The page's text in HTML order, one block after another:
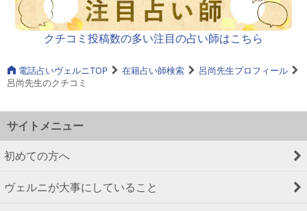
クチコミ投稿数の多い注目の占い師はこちら
電話占いヴェルニTOP 在籍占い師検索
呂尚先生プロフィール
呂尚先生のクチコミ
サイトメニュー
初めての方へ
ヴェルニが大事にしていること